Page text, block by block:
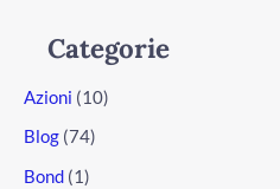
Categorie
Azioni (10)
Blog (74)
Bond (1)